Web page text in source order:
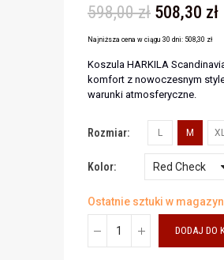
598,00 zł 508,30 zł
Najniższa cena w ciągu 30 dni: 508,30 zł
Koszula HARKILA
komfort z nowoczesnym
warunki atmosferyczne.
Rozmiar L M
Kolor
Ostatnie sztuki w
DODAJ DO